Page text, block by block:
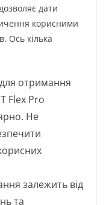
дати
корисними
Ось кілька
отримання
Flex Pro
Не
залежить від
та